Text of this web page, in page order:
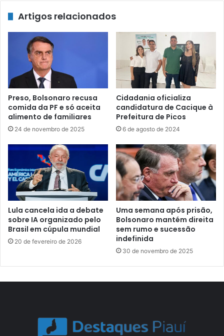
Artigos relacionados
Preso, Bolsonaro recusa
comida da PF e só aceita
alimento de familiares
24 de novembro de 2025
Cidadania oficializa
candidatura de Cacique à
Prefeitura de Picos
6 de agosto de 2024
Lula cancela ida a debate
sobre IA organizado pelo
Brasil em cúpula mundial
20 de fevereiro de 2026
Uma semana após prisão,
Bolsonaro mantém direita
sem rumo e sucessão
indefinida
30 de novembro de 2025